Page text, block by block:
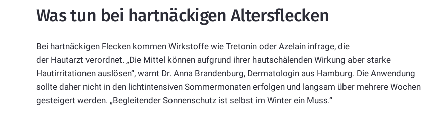
Was tun bei hartnäckigen Altersflecken
Bei hartnäckigen Flecken kommen Wirkstoffe wie Tretonin oder Azelain infrage, die
der Hautarzt verordnet. „Die Mittel können aufgrund ihrer hautschälenden Wirkung aber starke
Hautirritationen auslösen“, warnt Dr. Anna Brandenburg, Dermatologin aus Hamburg. Die Anwendung
sollte daher nicht in den lichtintensiven Sommermonaten erfolgen und langsam über mehrere Wochen
gesteigert werden. „Begleitender Sonnenschutz ist selbst im Winter ein Muss.“